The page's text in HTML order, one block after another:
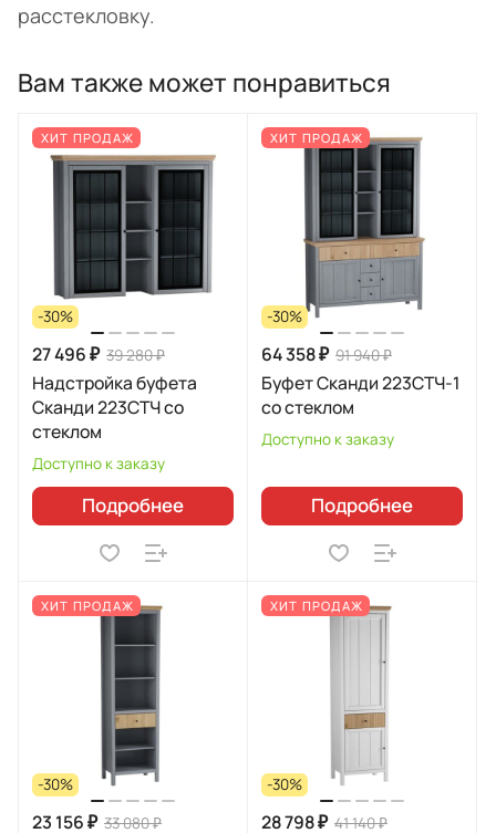
расстекловку.
Вам также может понравиться
ХИТ ПРОДАЖ
-30%
27 496 ₽ 39 280 ₽
Надстройка буфета
Сканди 223СТЧ со
стеклом
Доступно к заказу
Подробнее
ХИТ ПРОДАЖ
-30%
64 358 ₽ 91 940 ₽
Буфет Сканди 223СТЧ-1
со стеклом
Доступно к заказу
Подробнее
ХИТ ПРОДАЖ
-30%
23 156 ₽ 33 080 ₽
ХИТ ПРОДАЖ
-30%
28 798 ₽ 41 140 ₽